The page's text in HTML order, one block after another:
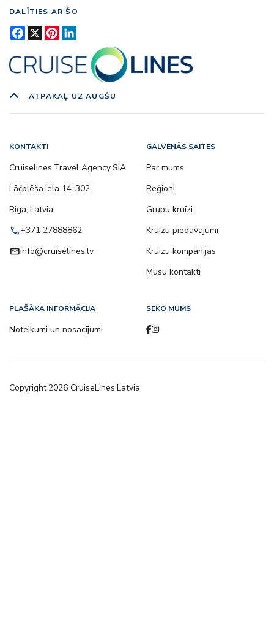
DALĪTIES AR ŠO
Facebook
X Pinterest
ATPAKAĻ UZ AUGŠU
KONTAKTI
Cruiselines Travel Agency SIA
Lāčplēša iela 14-302
Riga, Latvia
call+371 27888862
emailinfo@cruiselines.lv
GALVENĀS SAITES
Par mums
Reģioni
Grupu kruīzi
Kruīzu piedāvājumi
Kruīzu kompānijas
Mūsu kontakti
PLAŠĀKA INFORMĀCIJA
Noteikumi un nosacījumi
SEKO MUMS
Copyright2026 CruiseLines Latvia